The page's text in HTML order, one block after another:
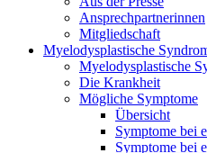
Ansprechpartnerinnen
Mitgliedschaft
Myelodysplastische
Myelodysplastische
Die Krankheit
Mögliche Symptome
Übersicht
Symptome bei
Symptome bei